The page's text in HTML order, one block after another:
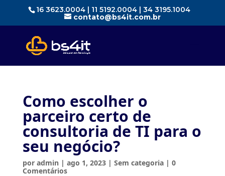
16 3623.0004 | 11 5192.0004 | 34 3195.1004
contato@bs4it.com.br
Como escolher o
parceiro certo de
consultoria de TI para o
seu negócio?
por admin | ago 1, 2023| Sem categoria| 0
Comentários